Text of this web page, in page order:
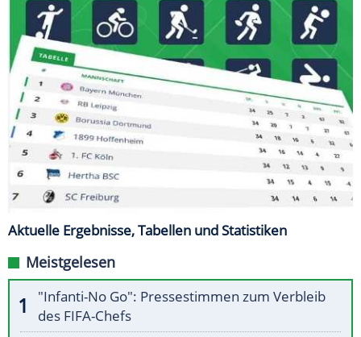
Aktuelle Ergebnisse, Tabellen und Statistiken
Meistgelesen
"Infanti-No Go": Pressestimmen zum Verbleib
des FIFA-Chefs